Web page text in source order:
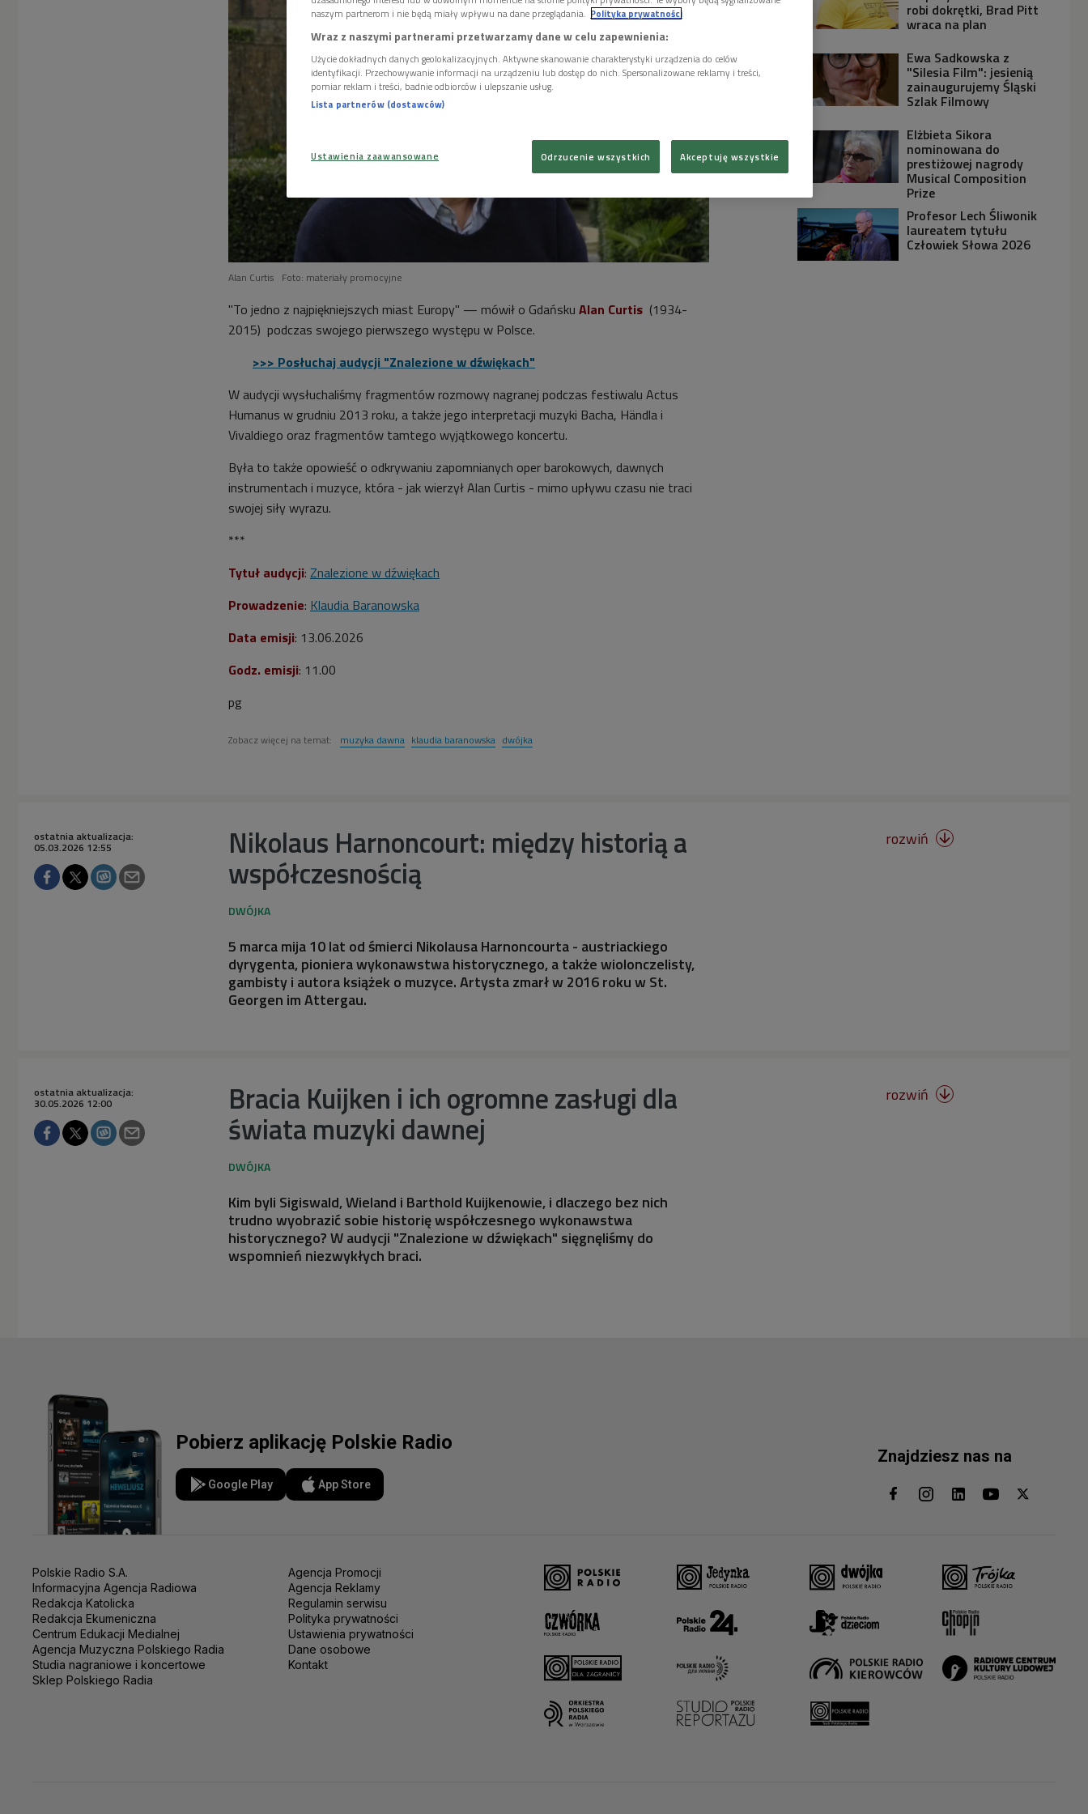
Alan Curtis Foto: materiały promocyjne
"To jedno z najpiękniejszych miast Europy" — mówił o Gdańsku Alan Curtis (1934-
2015) podczas swojego pierwszego występu w Polsce.
>>> Posłuchaj audycji "Znalezione w dźwiękach"
W audycji wysłuchaliśmy fragmentów rozmowy nagranej podczas festiwalu Actus
Humanus w grudniu 2013 roku, a także jego interpretacji muzyki Bacha, Händla i
Vivaldiego oraz fragmentów tamtego wyjątkowego koncertu.
Była to także opowieść o odkrywaniu zapomnianych oper barokowych, dawnych
instrumentach i muzyce, która - jak wierzył Alan Curtis - mimo upływu czasu nie traci
swojej siły wyrazu.
***
Tytuł audycji: Znalezione w dźwiękach
Prowadzenie: Klaudia Baranowska
Data emisji: 13.06.2026
Godz. emisji: 11.00
pg
Zobacz więcej na temat: muzyka dawna klaudia baranowska dwójka
robi dokrętki, Brad Pitt
wraca na plan
Ewa Sadkowska z
"Silesia Film": jesienią
zainaugurujemy Śląski
Szlak Filmowy
Elżbieta Sikora
nominowana do
prestiżowej nagrody
Musical Composition
Prize
Profesor Lech Śliwonik
laureatem tytułu
Człowiek Słowa 2026
Nikolaus Harnoncourt: między historią a
współczesnością
ostatnia aktualizacja:
05.03.2026 12:55
5 marca mija 10 lat od śmierci Nikolausa Harnoncourta - austriackiego
dyrygenta, pioniera wykonawstwa historycznego, a także wiolonczelisty,
gambisty i autora książek o muzyce. Artysta zmarł w 2016 roku w St.
Georgen im Attergau.
rozwiń 
Bracia Kuijken i ich ogromne zasługi dla
świata muzyki dawnej
ostatnia aktualizacja:
30.05.2026 12:00
Kim byli Sigiswald, Wieland i Barthold Kuijkenowie, i dlaczego bez nich
trudno wyobrazić sobie historię współczesnego wykonawstwa
historycznego? W audycji "Znalezione w dźwiękach" sięgnęliśmy do
wspomnień niezwykłych braci.
rozwiń 
Pobierz aplikację Polskie Radio
Google Play App Store
Znajdziesz nas na
Polskie Radio S.A.
Informacyjna Agencja Radiowa
Redakcja Katolicka
Redakcja Ekumeniczna
Centrum Edukacji Medialnej
Agencja Muzyczna Polskiego Radia
Studia nagraniowe i koncertowe
Sklep Polskiego Radia
Agencja Promocji
Agencja Reklamy
Regulamin serwisu
Polityka prywatności
Ustawienia prywatności
Dane osobowe
Kontakt
naszym partnerom i nie będą miały wpływu na dane przeglądania. Polityka prywatności
Wraz z naszymi partnerami przetwarzamy dane w celu zapewnienia:
Użycie dokładnych danych geolokalizacyjnych. Aktywne skanowanie charakterystyki urządzenia do celów
identyfikacji. Przechowywanie informacji na urządzeniu lub dostęp do nich. Spersonalizowane reklamy i treści,
pomiar reklam i treści, badnie odbiorców i ulepszanie usług.
Lista partnerów (dostawców)
Ustawienia zaawansowane Odrzucenie wszystkich Akceptuję wszystkie